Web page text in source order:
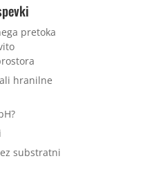
pretoka
hranilne
substratni